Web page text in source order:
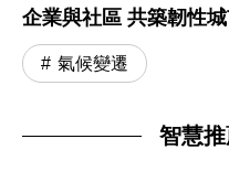
企業與社區 共築韌性
氣候變遷
智慧